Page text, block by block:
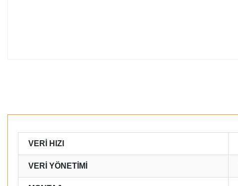
VERİ HIZI
VERİ YÖNETİMİ